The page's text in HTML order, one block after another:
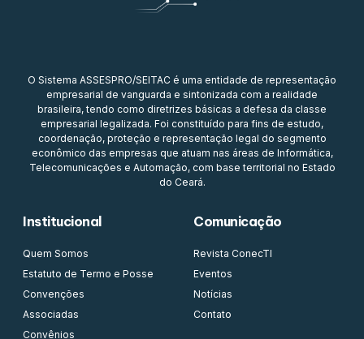
O Sistema ASSESPRO/SEITAC é uma entidade de representação
empresarial de vanguarda e sintonizada com a realidade
brasileira, tendo como diretrizes básicas a defesa da classe
empresarial legalizada. Foi constituído para fins de estudo,
coordenação, proteção e representação legal do segmento
econômico das empresas que atuam nas áreas de Informática,
Telecomunicações e Automação, com base territorial no Estado
do Ceará.
Institucional
Quem Somos
Estatuto de Termo e Posse
Convenções
Associadas
Convênios
Comunicação
Revista ConecTI
Eventos
Notícias
Contato